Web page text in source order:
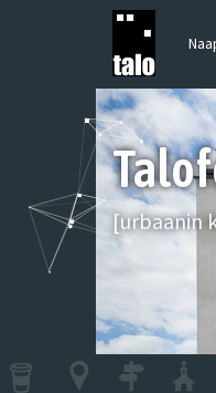
[urbaanin